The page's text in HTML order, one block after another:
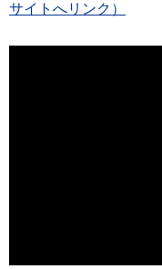
サイトへリンク）